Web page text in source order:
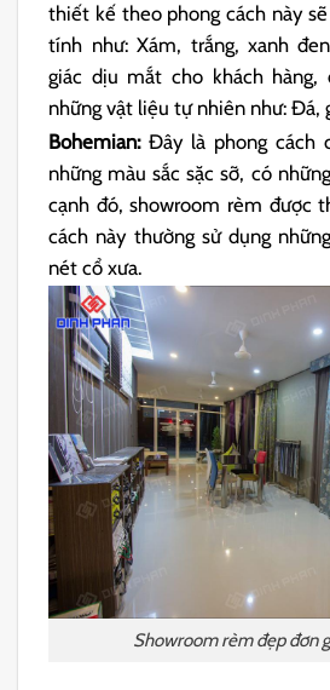
thiết kế theo phong cách này
tính như: Xám, trắng, xanh
giác dịu mắt cho khách hàng,
những vật liệu tự nhiên như: Đá,
Bohemian:Đây là phong cách
những màu sắc sặc sỡ, có
cạnh đó, showroom rèm được
cách này thường sử dụng
nét cổ xưa.
Showroom rèm đẹp đơn